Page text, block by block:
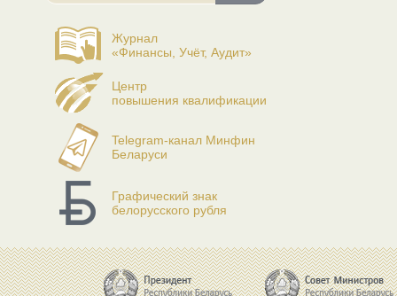
Журнал
«Финансы, Учёт, Аудит»
Центр
повышения квалификации
Telegram-канал Минфин
Беларуси
Графический знак
белорусского рубля